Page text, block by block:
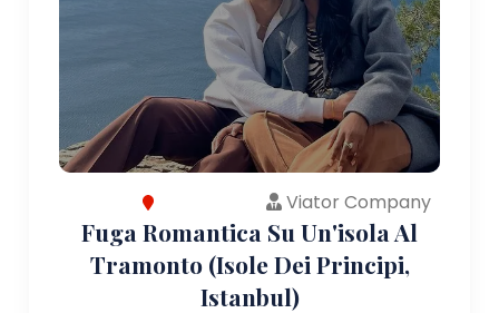
Viator Company
Fuga Romantica Su Un'isola Al
Tramonto (Isole Dei Principi,
Istanbul)